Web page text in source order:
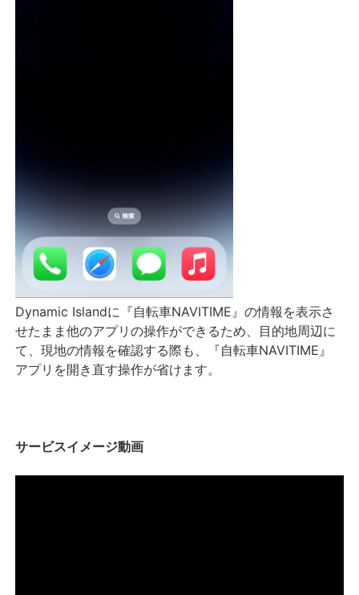
Dynamic Islandに『自転車NAVITIME』の情報を表示さ
せたまま他のアプリの操作ができるため、目的地周辺に
て、現地の情報を確認する際も、『自転車NAVITIME』
アプリを開き直す操作が省けます。
サービスイメージ動画